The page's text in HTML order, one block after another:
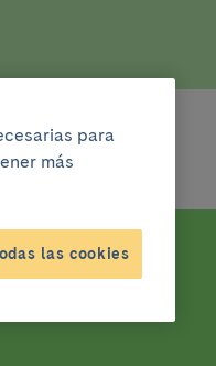
para
más
las cookies